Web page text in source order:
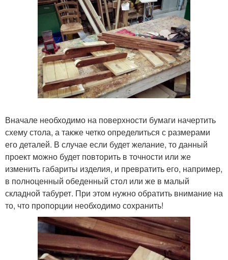
Вначале необходимо на поверхности бумаги начертить
схему стола, а также четко определиться с размерами
его деталей. В случае если будет желание, то данный
проект можно будет повторить в точности или же
изменить габариты изделия, и превратить его, например,
в полноценный обеденный стол или же в малый
складной табурет. При этом нужно обратить внимание на
то, что пропорции необходимо сохранить!